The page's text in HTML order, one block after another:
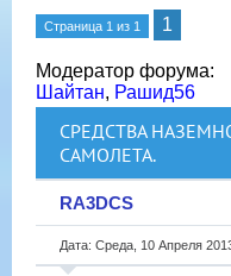
Страница 1 из 1 1
Модератор форума:
Шайтан, Рашид56
СРЕДСТВА
САМОЛЕТА.
RA3DCS
Дата: Среда, 10 Апреля